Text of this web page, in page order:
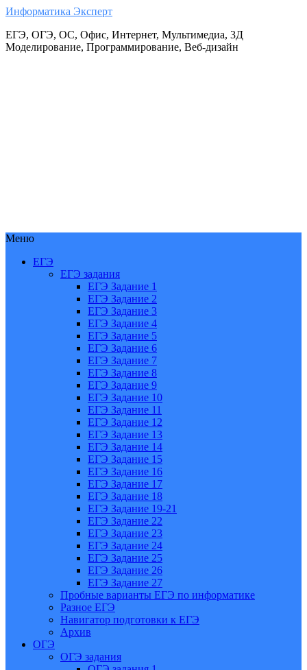
Информатика Эксперт
ЕГЭ, ОГЭ, ОС, Офис, Интернет, Мультимедиа, 3Д
Моделирование, Программирование, Веб-дизайн
Меню
ЕГЭ
ЕГЭ задания
ЕГЭ Задание 1
ЕГЭ Задание 2
ЕГЭ Задание 3
ЕГЭ Задание 4
ЕГЭ Задание 5
ЕГЭ Задание 6
ЕГЭ Задание 7
ЕГЭ Задание 8
ЕГЭ Задание 9
ЕГЭ Задание 10
ЕГЭ Задание 11
ЕГЭ Задание 12
ЕГЭ Задание 13
ЕГЭ Задание 14
ЕГЭ Задание 15
ЕГЭ Задание 16
ЕГЭ Задание 17
ЕГЭ Задание 18
ЕГЭ Задание 19-21
ЕГЭ Задание 22
ЕГЭ Задание 23
ЕГЭ Задание 24
ЕГЭ Задание 25
ЕГЭ Задание 26
ЕГЭ Задание 27
Пробные варианты ЕГЭ по информатике
Разное ЕГЭ
Навигатор подготовки к ЕГЭ
Архив
ОГЭ
ОГЭ задания